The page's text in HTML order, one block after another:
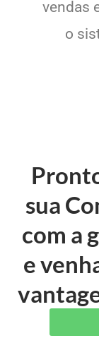
vendas
o
sua
com a
e